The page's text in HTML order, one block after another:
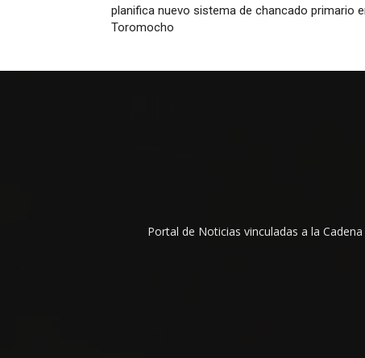
planifica nuevo sistema de chancado primario
Toromocho
Portal de Noticias vinculadas a la